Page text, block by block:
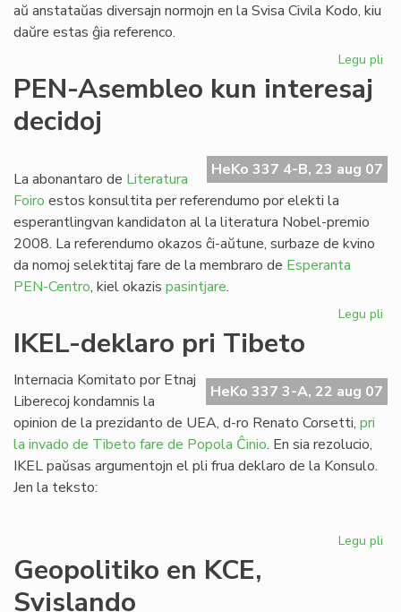
aŭ anstataŭas diversajn normojn en la Svisa Civila Kodo, kiu
daŭre estas ĝia referenco.
Legu pli
en
PEN-Asembleo kun interesaj
decidoj
HeKo 337 4-B, 23 aug 07
La abonantaro de Literatura
Foiro estos konsultita per referendumo por elekti la
esperantlingvan kandidaton al la literatura Nobel-premio
2008. La referendumo okazos ĉi-aŭtune, surbaze de kvino
da nomoj selektitaj fare de la membraro de Esperanta
PEN-Centro, kiel okazis pasintjare.
Legu pli
IKEL-deklaro pri Tibeto
HeKo 337 3-A, 22 aug 07
Internacia Komitato por Etnaj
Liberecoj kondamnis la
opinion de la prezidanto de UEA, d-ro Renato Corsetti, pri
la invado de Tibeto fare de Popola Ĉinio. En sia rezolucio,
IKEL paŭsas argumentojn el pli frua deklaro de la Konsulo.
Jen la teksto:
Legu pli
Geopolitiko en KCE,
Svislando